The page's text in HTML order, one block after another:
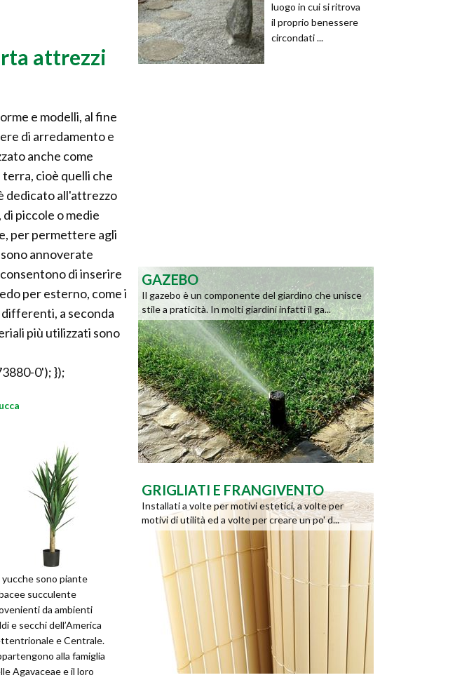
attrezzi
e modelli, al fine
di arredamento e
anche come
cioè quelli che
dedicato all'attrezzo
piccole o medie
per permettere agli
annoverate
di inserire
per esterno, come i
a seconda
più utilizzati sono
0'); });
yucche sono piante
succulente
da ambienti
e secchi dell’America
e Centrale.
alla famiglia
Agavaceae e il loro
luogo in cui si ritrova
il proprio benessere
circondati ...
GAZEBO
Il gazebo è un componente del giardino che unisce
stile a praticità. In molti giardini infatti il ga...
GRIGLIATI E FRANGIVENTO
Installati a volte per motivi estetici, a volte per
motivi di utilità ed a volte per creare un po' d...